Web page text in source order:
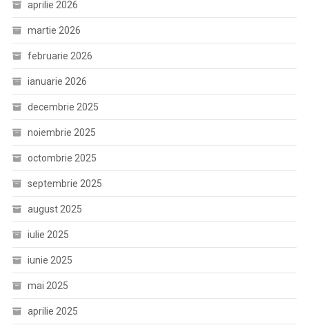
aprilie 2026
martie 2026
februarie 2026
ianuarie 2026
decembrie 2025
noiembrie 2025
octombrie 2025
septembrie 2025
august 2025
iulie 2025
iunie 2025
mai 2025
aprilie 2025